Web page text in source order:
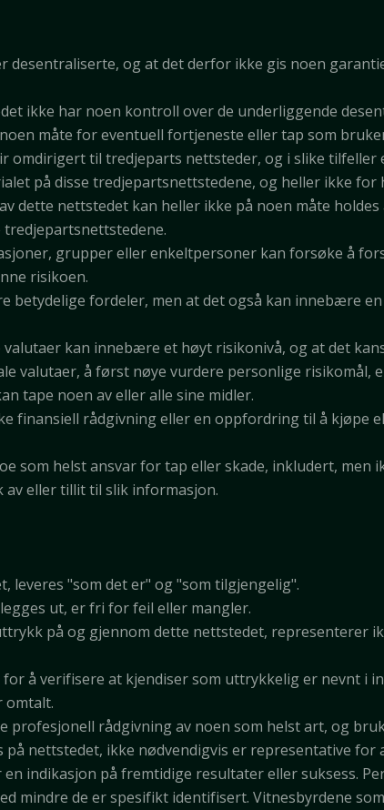
desentraliserte, og at det derfor ikke gis noen
ikke har noen kontroll over de underliggende
måte for eventuell fortjeneste eller tap som
til tredjeparts nettsteder, og i slike tilfeller
på disse tredjepartsnettstedene, og heller ikke for
dette nettstedet kan heller ikke på noen måte
tredjepartsnettstedene.
grupper eller enkeltpersoner kan forsøke å
risikoen.
betydelige fordeler, men at det også kan innebære
kan innebære et høyt risikonivå, og at det
valutaer, å først nøye vurdere personlige risikomål,
tape noen av eller alle sine midler.
finansiell rådgivning eller en oppfordring til å kjøpe
som helst ansvar for tap eller skade, inkludert, men
eller tillit til slik informasjon.
leveres "som det er" og "som tilgjengelig".
ut, er fri for feil eller mangler.
på og gjennom dette nettstedet, representerer
å verifisere at kjendiser som uttrykkelig er nevnt i
omtalt.
rådgivning av noen som helst art, og
nettstedet, ikke nødvendigvis er representative for
indikasjon på fremtidige resultater eller suksess.
mindre de er spesifikt identifisert. Vitnesbyrdene